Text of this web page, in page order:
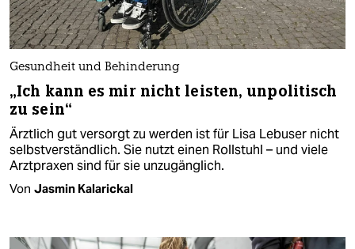
Gesundheit und Behinderung
„Ich kann es mir nicht leisten, unpolitisch
zu sein“
Ärztlich gut versorgt zu werden ist für Lisa Lebuser nicht
selbstverständlich. Sie nutzt einen Rollstuhl – und viele
Arztpraxen sind für sie unzugänglich.
Von Jasmin Kalarickal